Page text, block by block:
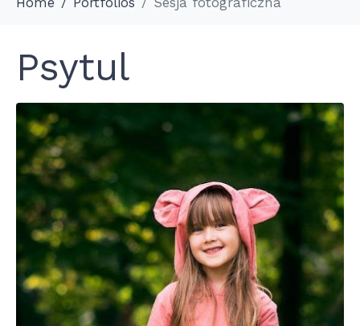
Psytul